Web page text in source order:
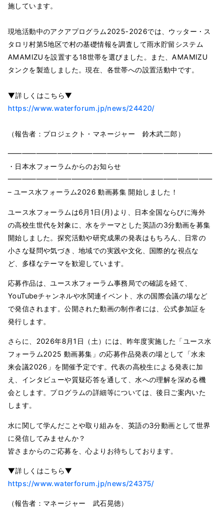
施しています。
現地活動中のアクアプログラム2025-2026では、ウッター・ス
タロリ村第5地区で村の基礎情報を調査して雨水貯留システム
AMAMIZUを設置する18世帯を選びました。また、AMAMIZU
タンクを製造しました。現在、各世帯への設置活動中です。
▼詳しくはこちら▼
https://www.waterforum.jp/news/24420/
（報告者：プロジェクト・マネージャー 鈴木武二郎）
・日本水フォーラムからのお知らせ
– ユース水フォーラム2026 動画募集 開始しました！
ユース水フォーラムは6月1日(月)より、日本全国ならびに海外
の高校生世代を対象に、水をテーマとした英語の3分動画を募集
開始しました。探究活動や研究成果の発表はもちろん、日常の
小さな疑問や気づき、地域での実践や文化、国際的な視点な
ど、多様なテーマを歓迎しています。
応募作品は、ユース水フォーラム事務局での確認を経て、
YouTubeチャンネルや水関連イベント、水の国際会議の場など
で発信されます。公開された動画の制作者には、公式参加証を
発行します。
さらに、2026年8月1日（土）には、昨年度実施した「ユース水
フォーラム2025 動画募集」の応募作品発表の場として「水未
来会議2026」を開催予定です。代表の高校生による発表に加
え、インタビューや質疑応答を通して、水への理解を深める機
会とします。プログラムの詳細等については、後日ご案内いた
します。
水に関して学んだことや取り組みを、英語の3分動画として世界
に発信してみませんか？
皆さまからのご応募を、心よりお待ちしております。
▼詳しくはこちら▼
https://www.waterforum.jp/news/24375/
（報告者：マネージャー 武石晃徳）